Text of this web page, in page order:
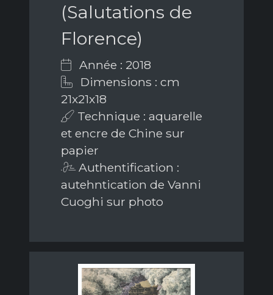
(Salutations de
Florence)
Année : 2018
Dimensions : cm
21x21x18
Technique : aquarelle
et encre de Chine sur
papier
Authentification :
autehntication de Vanni
Cuoghi sur photo